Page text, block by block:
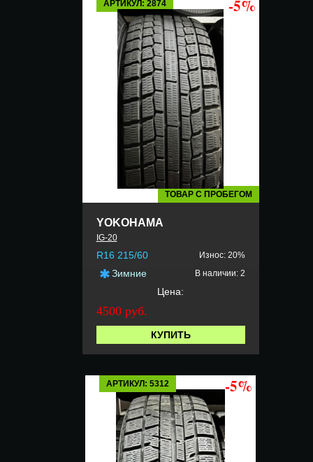
АРТИКУЛ: 2874 -5%
ТОВАР С ПРОБЕГОМ
YOKOHAMA
IG-20
R16 215/60 Износ: 20%
Зимние В наличии: 2
Цена:
4500 руб.
КУПИТЬ
АРТИКУЛ: 5312 -5%